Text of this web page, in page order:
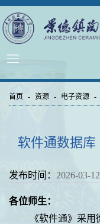
首页 - 资源 - 电子资源 -
软件通数据库
发布时间： 2026-03-12
各位师生：
《软件通》采